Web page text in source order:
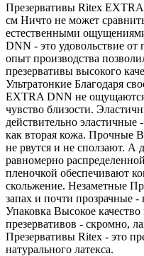
Презервативы Ritex EXTRA
см Ничто не может
естественными
DNN - это удовольствие
опыт производства
презервативы высокого
Ультратонкие Благодаря
EXTRA DNN не ощущаются
чувство близости.
действительно эластичные
как вторая кожа. Прочные
не рвутся и не сползают. А
равномерно
пленочкой обеспечивают
скольжение. Незаметные
запах и почти прозрачные
Упаковка Высокое
презервативов - скромно,
Презервативы Ritex - это
натурального латекса.